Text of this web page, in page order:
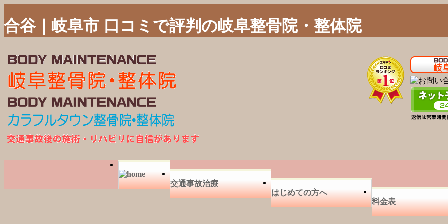
合谷｜岐阜市 口コミで評判の岐阜整骨院・整体院
交通事故治療
はじめての方へ
料金表